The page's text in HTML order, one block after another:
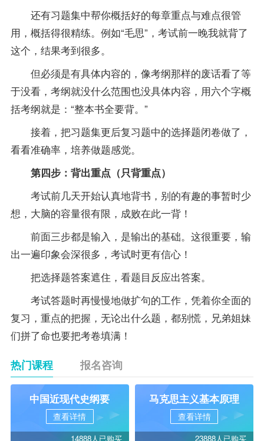
还有习题集中帮你概括好的每章重点与难点很管
用，概括得很精练。例如“毛思”，考试前一晚我就背了
这个，结果考到很多。
但必须是有具体内容的，像考纲那样的废话看了等
于没看，考纲就没什么范围也没具体内容，用六个字概
括考纲就是：“整本书全要背。”
接着，把习题集更后复习题中的选择题闭卷做了，
看看准确率，培养做题感觉。
第四步：背出重点（只背重点）
考试前几天开始认真地背书，别的有趣的事暂时少
想，大脑的容量很有限，成败在此一背！
前面三步都是输入，是输出的基础。这很重要，输
出一遍印象会深很多，考试时更有信心！
把选择题答案遮住，看题目反应出答案。
考试答题时再慢慢地做扩句的工作，凭着你全面的
复习，重点的把握，无论出什么题，都别慌，兄弟姐妹
们拼了命也要把考卷填满！
热门课程 报名咨询
中国近现代史纲要
查看详情
14888人已购买
马克思主义基本原理
查看详情
23888人已购买